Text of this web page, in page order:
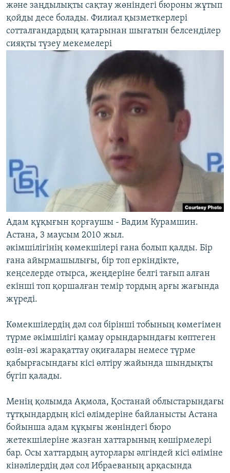
және заңдылықты сақтау жөніндегі бюроны жұтып
қойды десе болады. Филиал қызметкерлері
сотталғандардың қатарынан шығатын белсенділер
сияқты түзеу мекемелері
Адам құқығын қорғаушы - Вадим Курамшин.
Астана, 3 маусым 2010 жыл.
әкімшілігінің көмекшілері ғана болып қалды. Бір
ғана айырмашылығы, бір топ еркіндікте,
кеңселерде отырса, жеңдеріне белгі тағып алған
екінші топ қоршалған темір тордың арғы жағында
жүреді.
Көмекшілердің дәл сол бірінші тобының көмегімен
түрме әкімшілігі қамау орындарындағы көптеген
өзін-өзі жарақаттау оқиғалары немесе түрме
қабырғасындағы кісі өлтіру жайында шындықты
бүгіп қалады.
Менің қолымда Ақмола, Қостанай облыстарындағы
тұтқындардың кісі өлімдеріне байланысты Астана
бойынша адам құқығы жөніндегі бюро
жетекшілеріне жазған хаттарының көшірмелері
бар. Осы хаттардың ауторлары әлгіндей кісі өліміне
кінәлілердің дәл сол Ибраеваның арқасында